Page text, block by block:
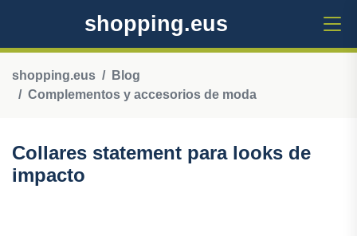
shopping.eus
shopping.eus
Blog
Complementos y accesorios de moda
Collares statement para looks de
impacto